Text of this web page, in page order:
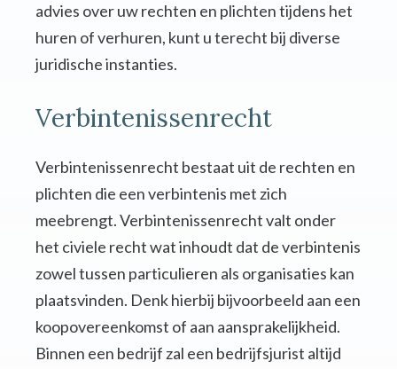
advies over uw rechten en plichten tijdens het
huren of verhuren, kunt u terecht bij diverse
juridische instanties.
Verbintenissenrecht
Verbintenissenrecht bestaat uit de rechten en
plichten die een verbintenis met zich
meebrengt. Verbintenissenrecht valt onder
het civiele recht wat inhoudt dat de verbintenis
zowel tussen particulieren als organisaties kan
plaatsvinden. Denk hierbij bijvoorbeeld aan een
koopovereenkomst of aan aansprakelijkheid.
Binnen een bedrijf zal een bedrijfsjurist altijd